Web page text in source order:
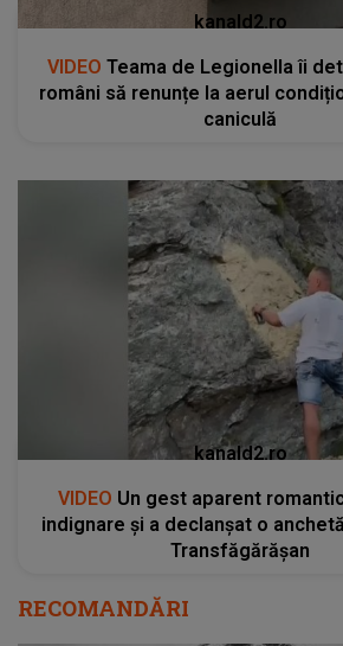
kanald2.ro
VIDEO Teama de Legionella îi
români să renunțe la aerul
caniculă
kanald2.ro
VIDEO Un gest aparent
indignare și a declanșat o
Transfăgărășan
RECOMANDĂRI